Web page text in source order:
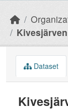
Dataset